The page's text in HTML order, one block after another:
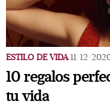
ESTILO DE VIDA 11/12/
10 regalos
tu vida